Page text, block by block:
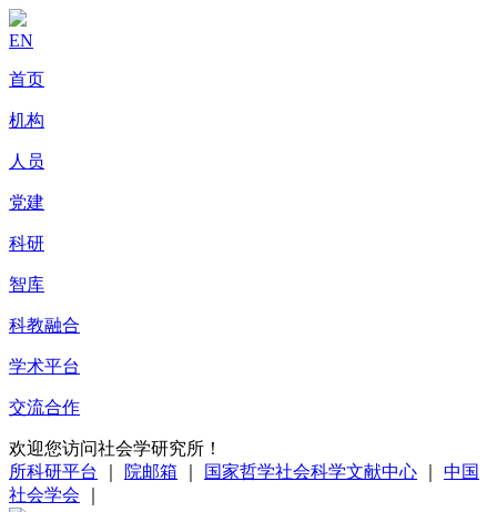
EN
首页
机构
人员
党建
科研
智库
科教融合
学术平台
交流合作
欢迎您访问社会学研究所！
所科研平台
院邮箱 国家哲学社会科学文献中心
中国
社会学会